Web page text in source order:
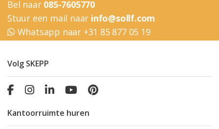
Bel naar 085-7605770
Stuur een mail naar info@sollf.com
Whatsapp naar +31 85 877 05 19
Volg SKEPP
Kantoorruimte huren